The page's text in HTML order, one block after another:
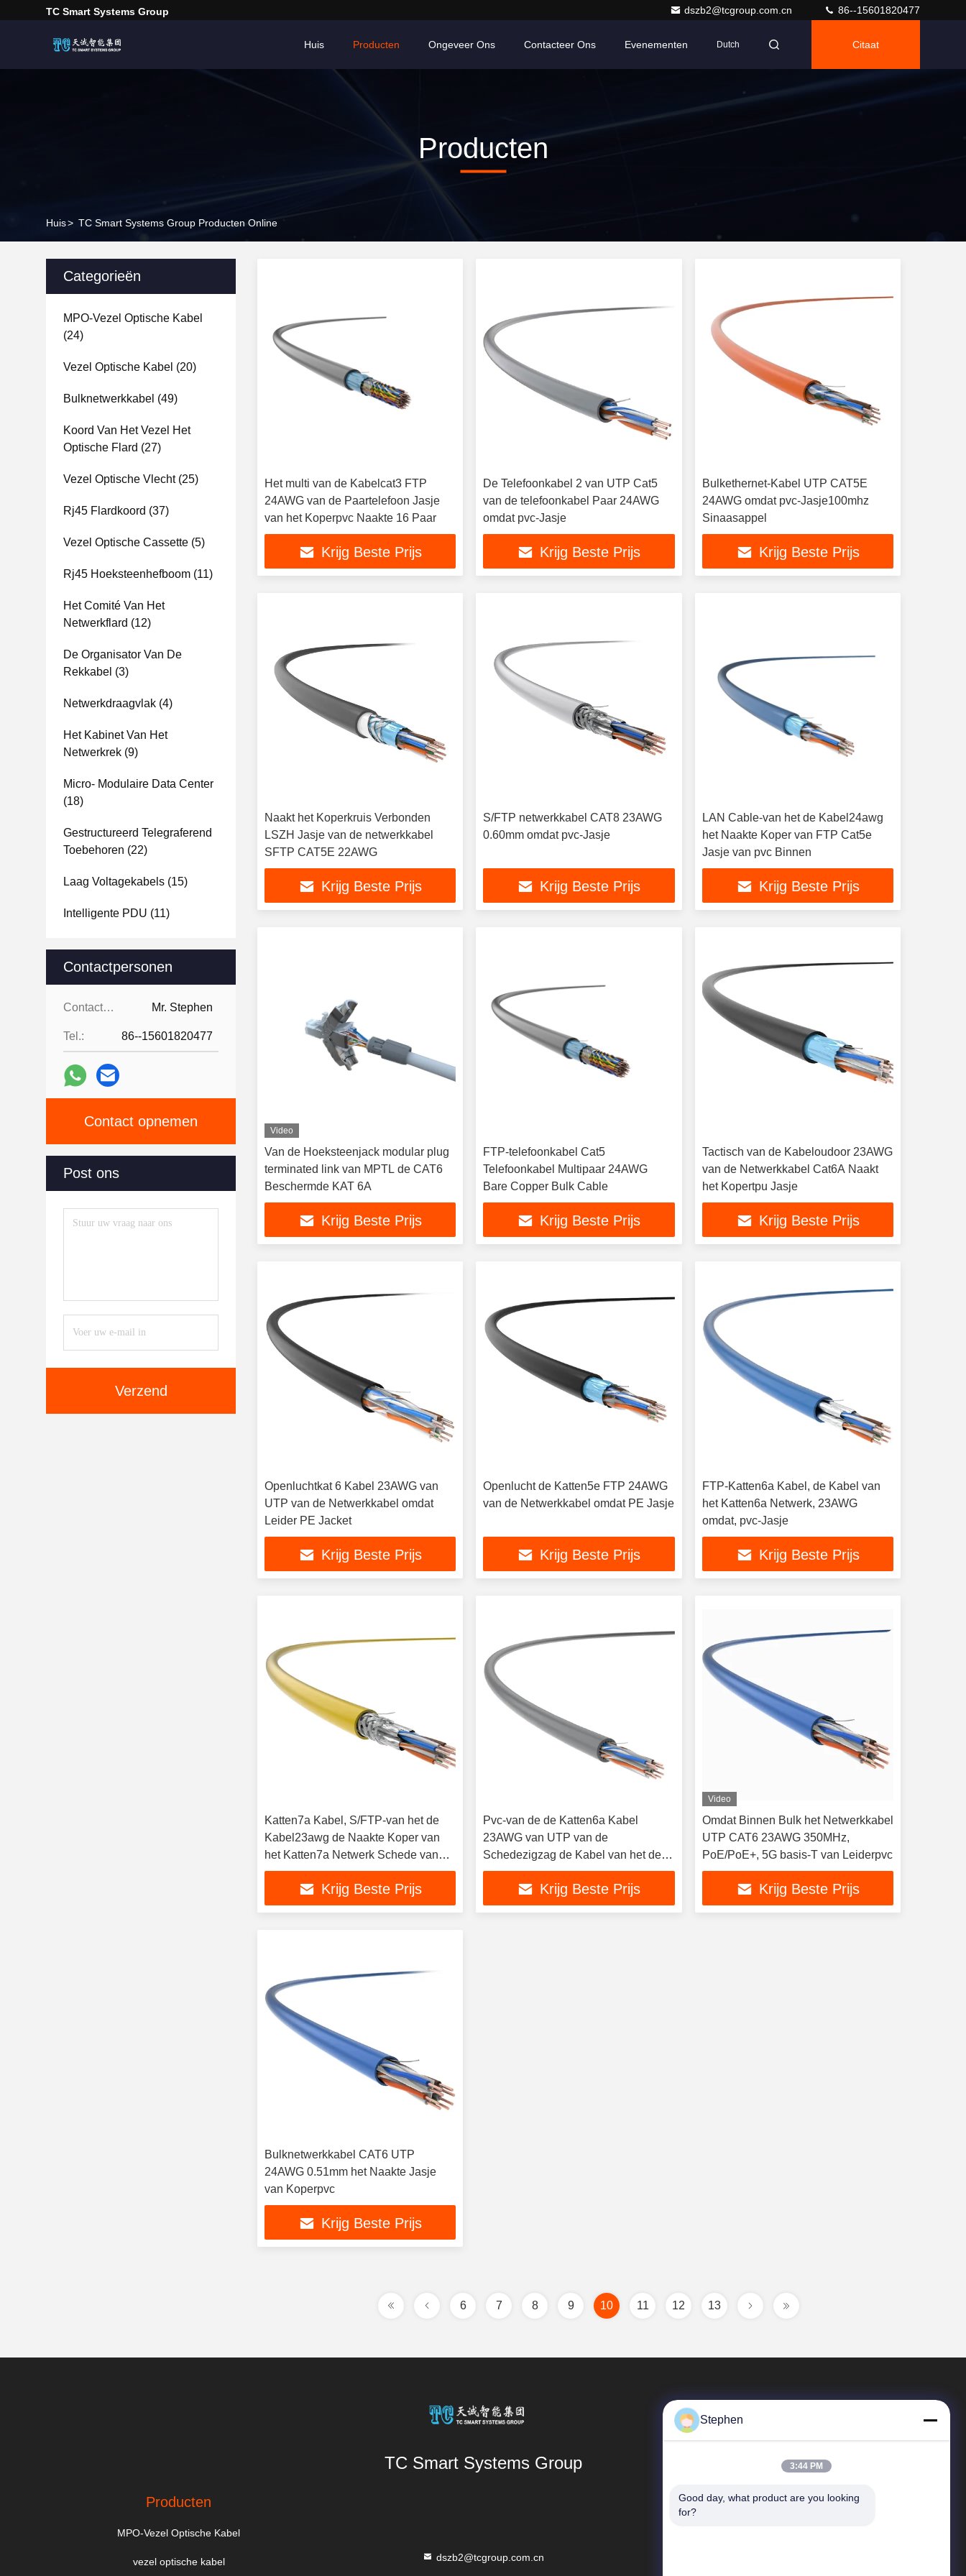
TC Smart Systems Group dszb2@tcgroup.com.cn 86--15601820477
Huis Producten Ongeveer Ons Contacteer Ons Evenementen Dutch Citaat
Producten
Huis> TC Smart Systems Group Producten Online
Categorieën
MPO-Vezel Optische Kabel
(24)
Vezel Optische Kabel (20)
Bulknetwerkkabel (49)
Koord Van Het Vezel Het
Optische Flard (27)
Vezel Optische Vlecht(25)
Rj45 Flardkoord (37)
Vezel Optische Cassette (5)
Rj45 Hoeksteenhefboom (11)
Het Comité Van Het
Netwerkflard (12)
De Organisator Van De
Rekkabel (3)
Netwerkdraagvlak (4)
Het Kabinet Van Het
Netwerkrek (9)
Micro- Modulaire Data Center
(18)
Gestructureerd Telegraferend
Toebehoren (22)
Laag Voltagekabels (15)
Intelligente PDU (11)
Contactpersonen
Contactpersonen: Mr. Stephen
Tel.: 86--15601820477
Contact opnemen
Post ons
Verzend
Het multi van de Kabelcat3 FTP
24AWG van de Paartelefoon Jasje
van het Koperpvc Naakte 16 Paar
Krijg Beste Prijs
De Telefoonkabel 2 van UTP Cat5
van de telefoonkabel Paar 24AWG
omdat pvc-Jasje
Krijg Beste Prijs
Bulkethernet-Kabel UTP CAT5E
24AWG omdat pvc-Jasje100mhz
Sinaasappel
Krijg Beste Prijs
Naakt het Koperkruis Verbonden
LSZH Jasje van de netwerkkabel
SFTP CAT5E 22AWG
Krijg Beste Prijs
S/FTP netwerkkabel CAT8 23AWG
0.60mm omdat pvc-Jasje
Krijg Beste Prijs
LAN Cable-van het de Kabel24awg
het Naakte Koper van FTP Cat5e
Jasje van pvc Binnen
Krijg Beste Prijs
Video
Van de Hoeksteenjack modular plug
terminated link van MPTL de CAT6
Beschermde KAT 6A
Krijg Beste Prijs
FTP-telefoonkabel Cat5
Telefoonkabel Multipaar 24AWG
Bare Copper Bulk Cable
Krijg Beste Prijs
Tactisch van de Kabeloudoor 23AWG
van de Netwerkkabel Cat6A Naakt
het Kopertpu Jasje
Krijg Beste Prijs
Openluchtkat 6 Kabel 23AWG van
UTP van de Netwerkkabel omdat
Leider PE Jacket
Krijg Beste Prijs
Openlucht de Katten5e FTP 24AWG
van de Netwerkkabel omdat PE Jasje
Krijg Beste Prijs
FTP-Katten6a Kabel, de Kabel van
het Katten6a Netwerk, 23AWG
omdat, pvc-Jasje
Krijg Beste Prijs
Katten7a Kabel, S/FTP-van het de
Kabel23awg de Naakte Koper van
het Katten7a Netwerk Schede van
pvc
Krijg Beste Prijs
Pvc-van de de Katten6a Kabel
23AWG van UTP van de
Schedezigzag de Kabel van het de
Katten6a Netwerk
Krijg Beste Prijs
Video
Omdat Binnen Bulk het Netwerkkabel
UTP CAT6 23AWG 350MHz,
PoE/PoE+, 5G basis-T van Leiderpvc
Krijg Beste Prijs
Bulknetwerkkabel CAT6 UTP
24AWG 0.51mm het Naakte Jasje
van Koperpvc
Krijg Beste Prijs
6 7 8 9 10 11 12 13
TC Smart Systems Group
Producten
MPO-Vezel Optische Kabel
vezel optische kabel dszb2@tcgroup.com.cn
Snelkoppelingen
Stephen
3:44 PM
Good day, what product are you looking
for?